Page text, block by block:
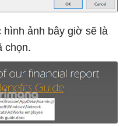
hình ảnh bây giờ sẽ là
chọn.